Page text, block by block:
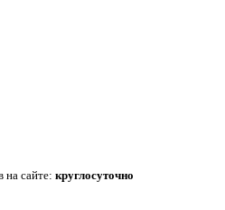
сайте: круглосуточно